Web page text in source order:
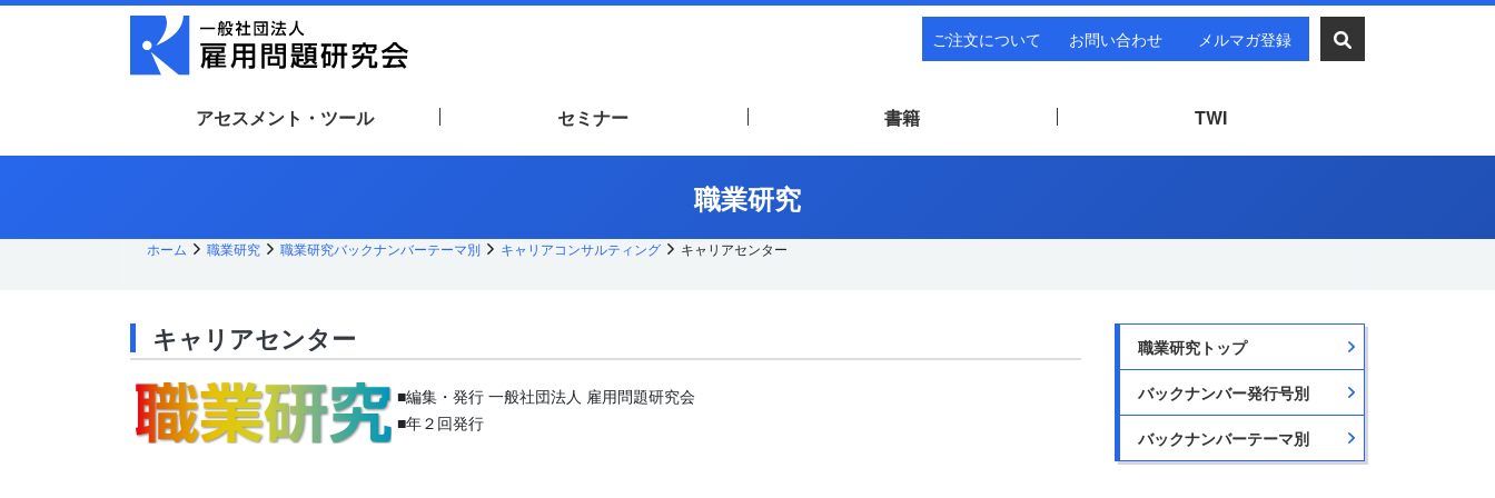
メ
へ
ご注文について お問い合わせ メルマガ登録
アセスメント・ツール セミナー 書籍 TWI
職業研究
ホーム 職業研究 職業研究バックナンバーテーマ別 キャリアコンサルティング キャリアセンター
キャリアセンター
■編集・発行 一般社団法人 雇用問題研究会
■年２回発行
職業研究トップ
バックナンバー発行号別
バックナンバーテーマ別